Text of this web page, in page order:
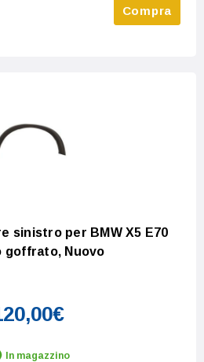
Compra
sinistro per BMW X5 E70
goffrato, Nuovo
In magazzino